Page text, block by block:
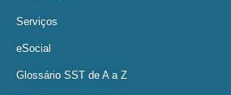
Serviços
eSocial
Glossário SST de A a Z